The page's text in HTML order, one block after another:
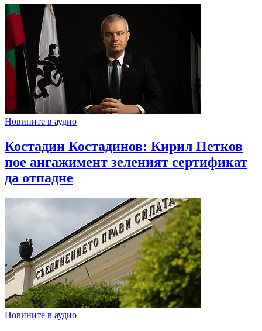
Новините в аудио
Костадин Костадинов: Кирил Петков
пое ангажимент зеленият сертификат
да отпадне
Новините в аудио